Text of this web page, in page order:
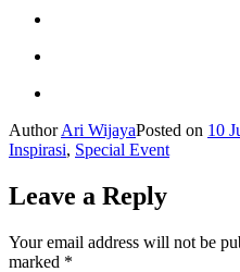
AuthorAri WijayaPosted on 10
Inspirasi, Special Event
Leave a Reply
Your email address will not be
marked *